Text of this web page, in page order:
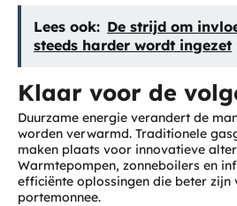
Lees ook: De strijd om
steeds harder wordt ingezet
Klaar voor de
Duurzame energie verandert de
worden verwarmd. Traditionele
maken plaats voor innovatieve
Warmtepompen, zonneboilers en
efficiënte oplossingen die beter zijn
portemonnee.